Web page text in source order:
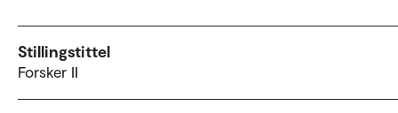
Stillingstittel
Forsker II